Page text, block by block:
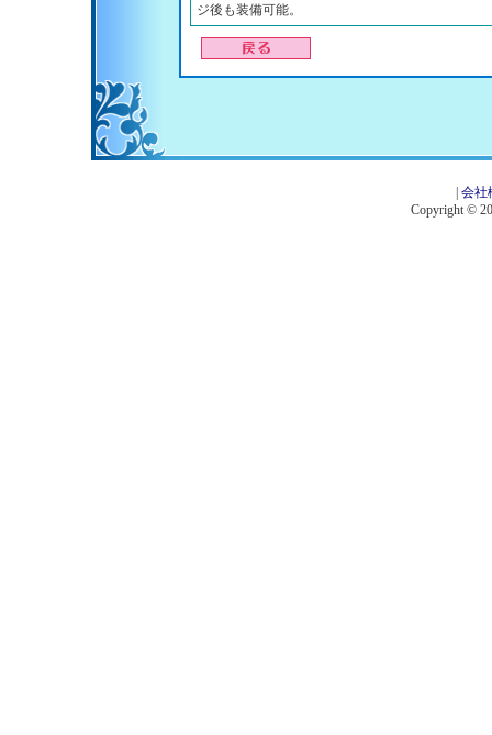
ジ後も装備可能。
会社
Copyright ©